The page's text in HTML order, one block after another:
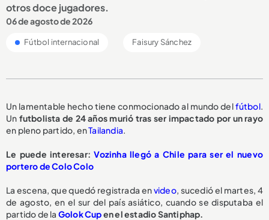
otros doce jugadores.
06 de agosto de 2026
Fútbol internacional Faisury Sánchez
Un lamentable hecho tiene conmocionado al mundo delfútbol.
Un futbolista de 24 añosmurió tras ser impactado por un rayo
en pleno partido, enTailandia.
Le puede interesar:Vozinha llegó a Chile para ser el nuevo
portero de Colo Colo
La escena, que quedó registrada envideo, sucedió el martes, 4
de agosto, en el sur del país asiático, cuando se disputaba el
partido de la Golok Cupen el estadio Santiphap.